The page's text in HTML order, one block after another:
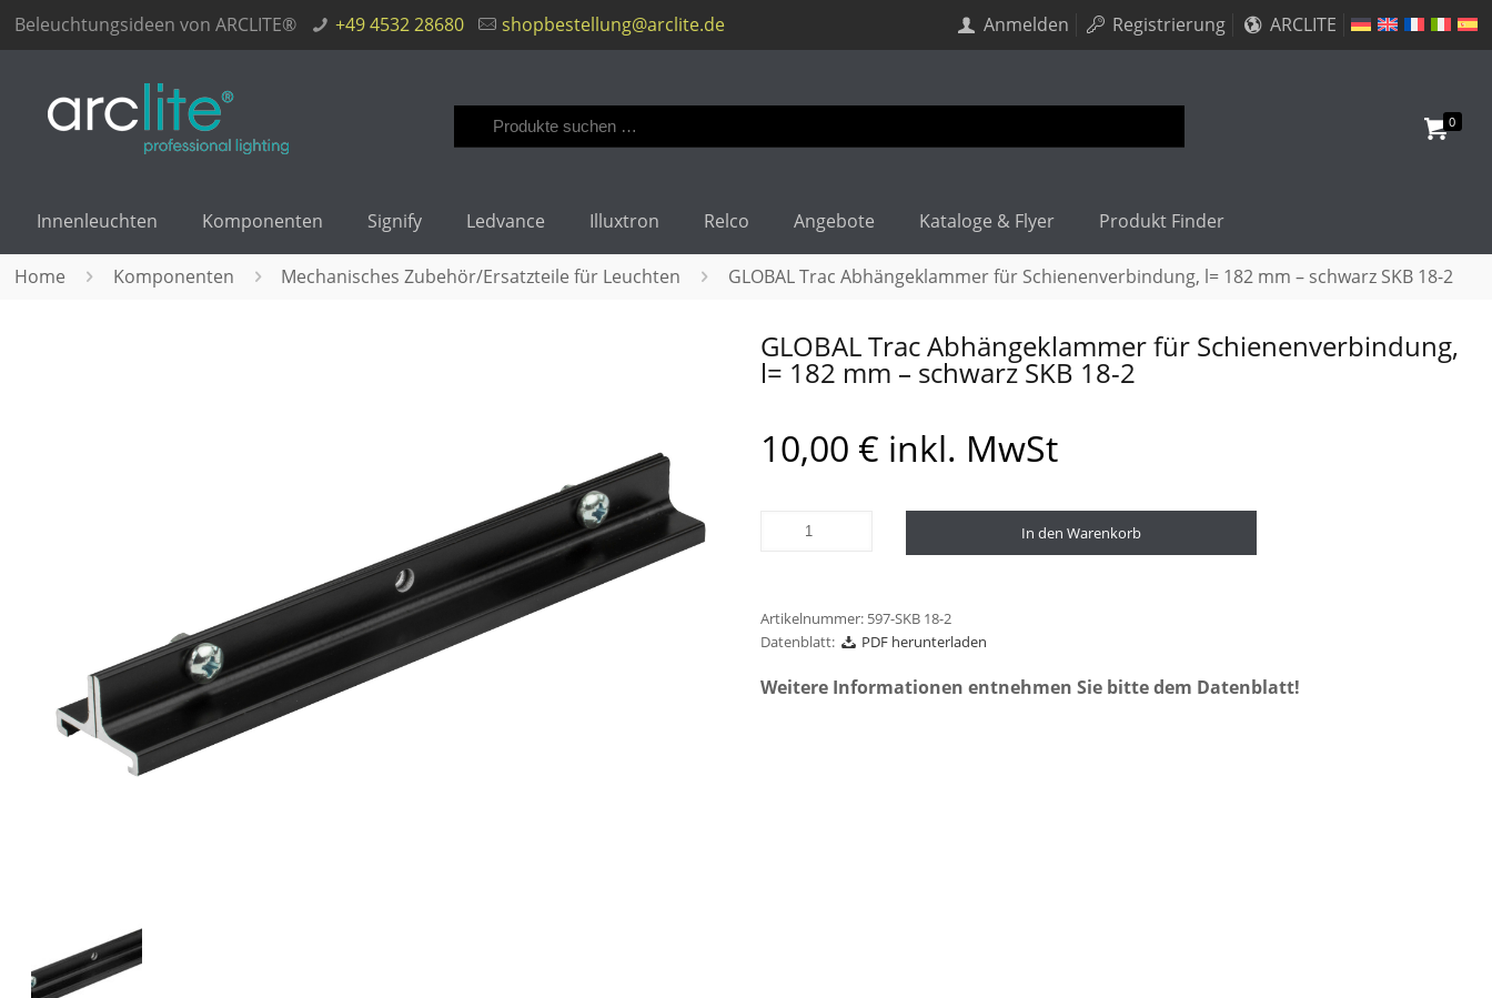
Beleuchtungsideen von ARCLITE® +49 4532 28680 shopbestellung@arclite.de Anmelden Registrierung ARCLITE
Suchen
nach:
0
Innenleuchten Komponenten Signify Ledvance Illuxtron Relco Angebote Kataloge & Flyer Produkt Finder
Home Komponenten Mechanisches Zubehör/Ersatzteile für Leuchten GLOBAL Trac Abhängeklammer für Schienenverbindung, l= 182 mm – schwarz SKB 18-2
GLOBAL Trac Abhängeklammer für Schienenverbindung,
l= 182 mm – schwarz SKB 18-2
10,00 € inkl. MwSt
In den Warenkorb
Artikelnummer: 597-SKB 18-2
Datenblatt:
PDF herunterladen
Weitere Informationen entnehmen Sie bitte dem Datenblatt!